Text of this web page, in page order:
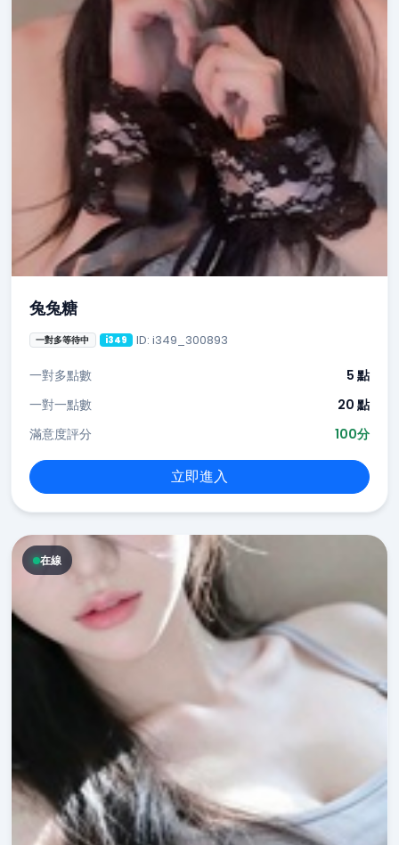
兔兔糖
一對多等待中 i349 ID: i349_300893
一對多點數
5 點
一對一點數
20 點
滿意度評分
100分
立即進入
在線